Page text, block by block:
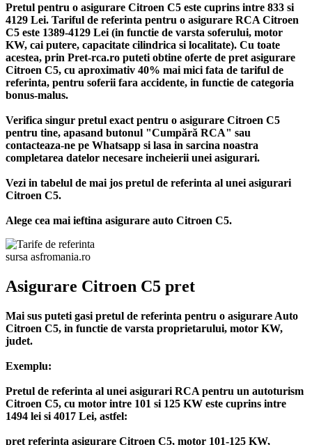
Pretul pentru o asigurare Citroen C5 este cuprins intre 833 si
4129 Lei. Tariful de referinta pentru o asigurare RCA Citroen
C5 este 1389-4129 Lei (in functie de varsta soferului, motor
KW, cai putere, capacitate cilindrica si localitate). Cu toate
acestea, prin Pret-rca.ro puteti obtine oferte de pret asigurare
Citroen C5, cu aproximativ 40% mai mici fata de tariful de
referinta, pentru soferii fara accidente, in functie de categoria
bonus-malus.
Verifica singur pretul exact pentru o asigurare Citroen C5
pentru tine, apasand butonul "Cumpără RCA" sau
contacteaza-ne pe Whatsapp si lasa in sarcina noastra
completarea datelor necesare incheierii unei asigurari.
Vezi in tabelul de mai jos pretul de referinta al unei asigurari
Citroen C5.
Alege cea mai ieftina asigurare auto Citroen C5.
sursa asfromania.ro
Asigurare Citroen C5 pret
Mai sus puteti gasi pretul de referinta pentru o asigurare Auto
Citroen C5, in functie de varsta proprietarului, motor KW,
judet.
Exemplu:
Pretul de referinta al unei asigurari RCA pentru un autoturism
Citroen C5, cu motor intre 101 si 125 KW este cuprins intre
1494 lei si 4017 Lei, astfel:
pret referinta asigurare Citroen C5, motor 101-125 KW,